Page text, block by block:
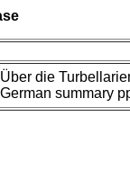
Über die
German summary